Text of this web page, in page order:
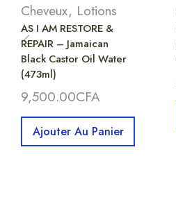
Cheveux, Lotions
AS I AM RESTORE &
REPAIR – Jamaican
Black Castor Oil Water
(473ml)
9,500.00CFA
Ajouter Au Panier